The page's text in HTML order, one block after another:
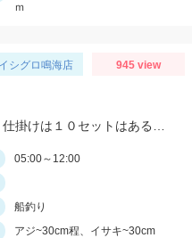
ｍ
イシグロ鳴海店 945 view
05:00～12:00
船釣り
アジ~30cm程、イサキ~30cm